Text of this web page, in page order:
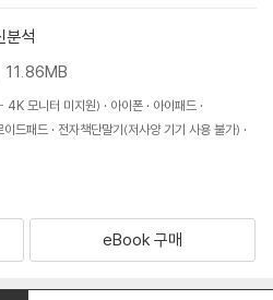
분석
11.86MB
4K 모니터 미지원) 아이폰
아이패드
이드패드
전자책단말기(저사양 기기 사용 불가)
eBook 구매